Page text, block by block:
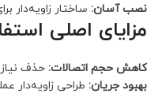
نصب آسان: ساختار زاویه‌دار
مزایای اصلی
کاهش حجم اتصالات: حذف
بهبود جریان: طراحی زاویه‌دار